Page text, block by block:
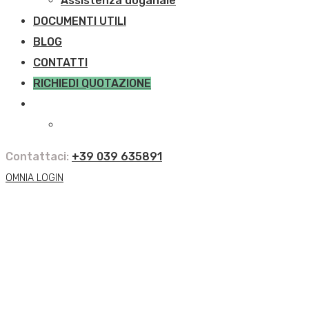
DOCUMENTI UTILI
BLOG
CONTATTI
RICHIEDI QUOTAZIONE
Contattaci: +39 039 635891
OMNIA LOGIN